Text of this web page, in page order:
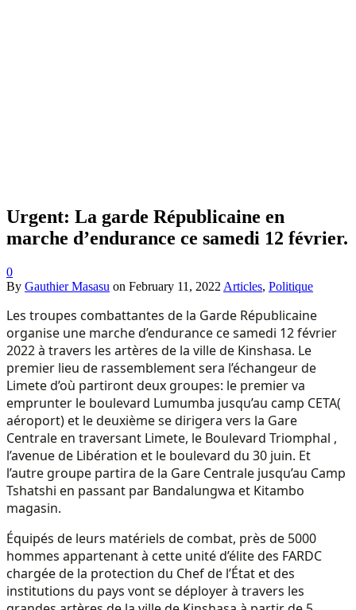
Urgent: La garde Républicaine en
marche d’endurance ce samedi 12 février.
0
By Gauthier Masasu on February 11, 2022 Articles, Politique
Les troupes combattantes de la Garde Républicaine
organise une marche d’endurance ce samedi 12 février
2022 à travers les artères de la ville de Kinshasa. Le
premier lieu de rassemblement sera l’échangeur de
Limete d’où partiront deux groupes: le premier va
emprunter le boulevard Lumumba jusqu’au camp CETA(
aéroport) et le deuxième se dirigera vers la Gare
Centrale en traversant Limete, le Boulevard Triomphal ,
l’avenue de Libération et le boulevard du 30 juin. Et
l’autre groupe partira de la Gare Centrale jusqu’au Camp
Tshatshi en passant par Bandalungwa et Kitambo
magasin.
Équipés de leurs matériels de combat, près de 5000
hommes appartenant à cette unité d’élite des FARDC
chargée de la protection du Chef de l’État et des
institutions du pays vont se déployer à travers les